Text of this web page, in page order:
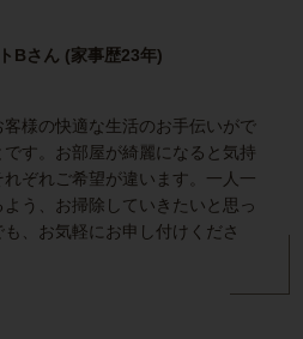
Bさん (家事歴23年)
様の快適な生活のお手伝いがで
す。お部屋が綺麗になると気持
ぞれご希望が違います。一人一
う、お掃除していきたいと思っ
、お気軽にお申し付けくださ